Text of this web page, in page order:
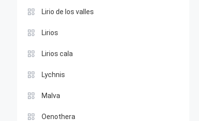
Lirio de los valles
Lirios
Lirios cala
Lychnis
Malva
Oenothera